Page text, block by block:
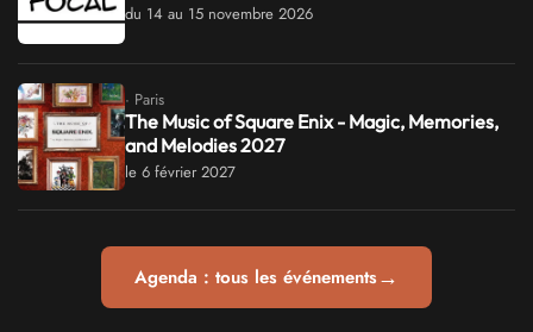
du 14 au 15 novembre 2026
· Paris
The Music of Square Enix - Magic, Memories,
and Melodies 2027
le 6 février 2027
Agenda : tous les événements→